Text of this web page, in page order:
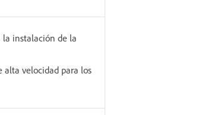
la instalación de la
alta velocidad para los